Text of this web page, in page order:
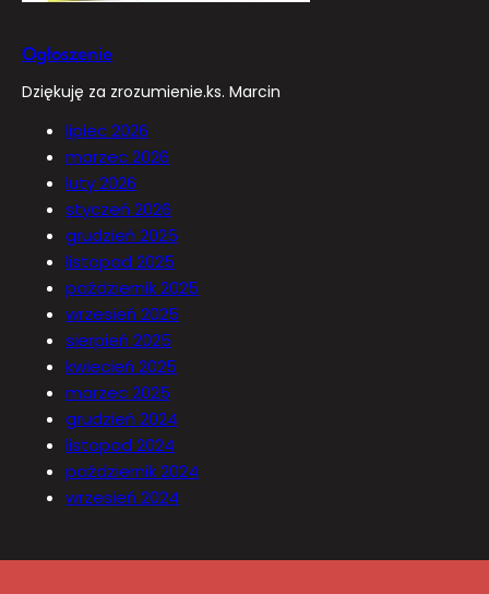
Ogłoszenie
Dziękuję za zrozumienie.ks. Marcin
lipiec 2026
marzec 2026
luty 2026
styczeń 2026
grudzień 2025
listopad 2025
październik 2025
wrzesień 2025
sierpień 2025
kwiecień 2025
marzec 2025
grudzień 2024
listopad 2024
październik 2024
wrzesień 2024